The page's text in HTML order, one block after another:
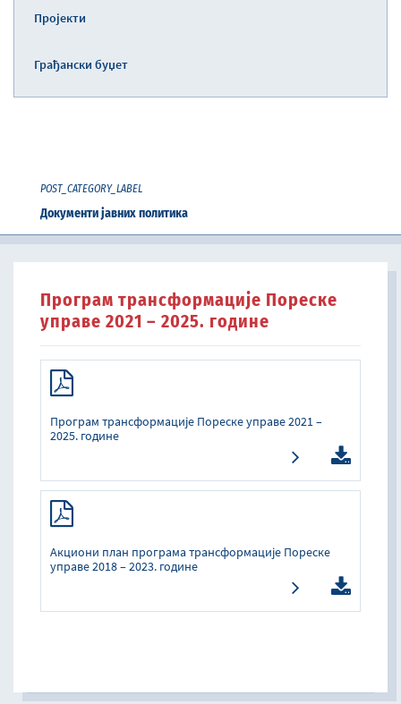
Пројекти
Грађански буџет
POST_CATEGORY_LABEL
Документи јавних политика
Програм трансформације Пореске
управе 2021 – 2025. године
Програм трансформације Пореске управе 2021 –
2025. године
Акциони план програма трансформације Пореске
управе 2018 – 2023. године